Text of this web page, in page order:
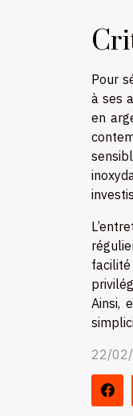
Pour
à ses
en
Ainsi,
22/